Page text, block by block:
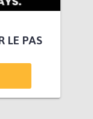
LE PAS